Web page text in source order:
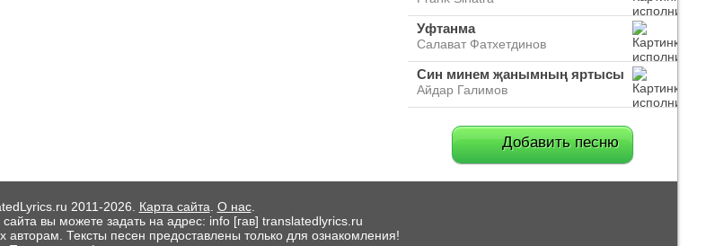
Уфтанма
Салават Фатхетдинов
Син минем җанымның яртысы
Айдар Галимов
Добавить песню
2011-2026. Карта сайта О нас.
вы можете задать на адрес: info [гав] translatedlyrics.ru
авторам. Тексты песен предоставлены только для ознакомления!